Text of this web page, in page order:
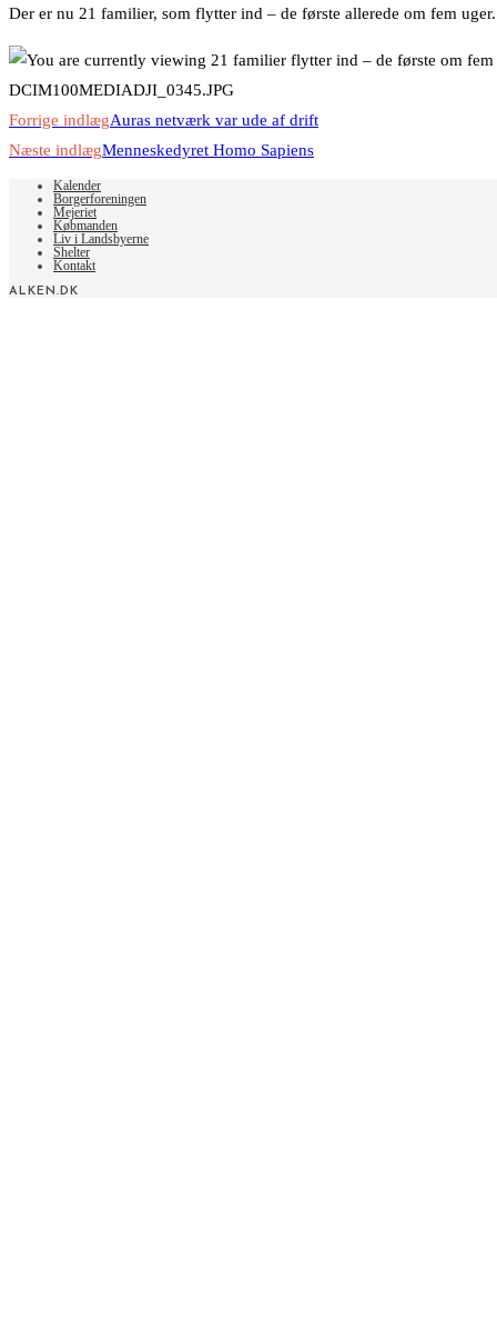
Der er nu 21 familier, som flytter ind – de første allerede om fem
DCIM100MEDIADJI_0345.JPG
Read
more
articles
Forrige indlægAuras netværk var ude af drift
Næste indlægMenneskedyret Homo Sapiens
Kalender
Borgerforeningen
Mejeriet
Købmanden
Liv i Landsbyerne
Shelter
Kontakt
ALKEN.DK